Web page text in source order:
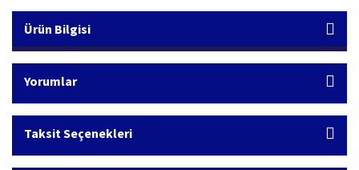
Ürün Bilgisi
Yorumlar
Taksit Seçenekleri